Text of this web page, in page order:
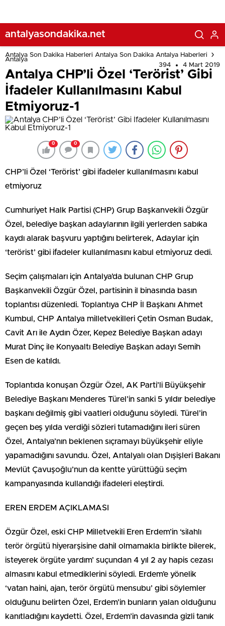
antalyasondakika.net
Antalya Son Dakika Haberleri Antalya Son Dakika Antalya Haberleri
Antalya
394
4 Mart 2019
Antalya CHP’li Özel ‘Terörist’ Gibi
İfadeler Kullanılmasını Kabul
Etmiyoruz-1
0 0
CHP’li Özel ‘Terörist’ gibi ifadeler kullanılmasını kabul
etmiyoruz
Cumhuriyet Halk Partisi (CHP) Grup Başkanvekili Özgür
Özel, belediye başkan adaylarının ilgili yerlerden sabıka
kaydı alarak başvuru yaptığını belirterek, Adaylar için
‘terörist’ gibi ifadeler kullanılmasını kabul etmiyoruz dedi.
Seçim çalışmaları için Antalya’da bulunan CHP Grup
Başkanvekili Özgür Özel, partisinin il binasında basın
toplantısı düzenledi. Toplantıya CHP İl Başkanı Ahmet
Kumbul, CHP Antalya milletvekilleri Çetin Osman Budak,
Cavit Arı ile Aydın Özer, Kepez Belediye Başkan adayı
Murat Dinç ile Konyaaltı Belediye Başkan adayı Semih
Esen de katıldı.
Toplantıda konuşan Özgür Özel, AK Parti’li Büyükşehir
Belediye Başkanı Menderes Türel’in sanki 5 yıldır belediye
başkanı değilmiş gibi vaatleri olduğunu söyledi. Türel’in
geçen beş yılda verdiği sözleri tutamadığını ileri süren
Özel, Antalya’nın beklenen sıçramayı büyükşehir eliyle
yapamadığını savundu. Özel, Antalyalı olan Dışişleri Bakanı
Mevlüt Çavuşoğlu’nun da kentte yürüttüğü seçim
kampanyasında kullandığı ifadeleri eleştirdi.
EREN ERDEM AÇIKLAMASI
Özgür Özel, eski CHP Milletvekili Eren Erdem’in ‘silahlı
terör örgütü hiyerarşisine dahil olmamakla birlikte bilerek,
isteyerek örgüte yardım’ suçundan 4 yıl 2 ay hapis cezası
almasını kabul etmediklerini söyledi. Erdem’e yönelik
‘vatan haini, ajan, terör örgütü mensubu’ gibi söylemler
olduğunu belirten Özel, Erdem’in bunların yalan olduğunu
kanıtladığını kaydetti. Özel, Erdem’in davasında gizli tanık